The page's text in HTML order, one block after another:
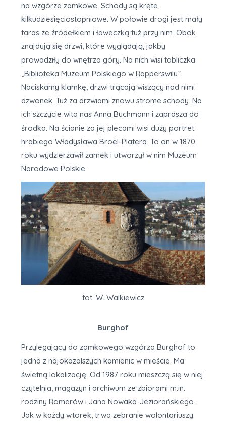
na wzgórze zamkowe. Schody są kręte,
kilkudziesięciostopniowe. W połowie drogi jest mały
taras ze źródełkiem i ławeczką tuż przy nim. Obok
znajdują się drzwi, które wyglądają, jakby
prowadziły do wnętrza góry. Na nich wisi tabliczka
„Biblioteka Muzeum Polskiego w Rapperswilu”.
Naciskamy klamkę, drzwi trącają wiszący nad nimi
dzwonek. Tuż za drzwiami znowu strome schody. Na
ich szczycie wita nas Anna Buchmann i zaprasza do
środka. Na ścianie za jej plecami wisi duży portret
hrabiego Władysława Broël-Platera. To on w 1870
roku wydzierżawił zamek i utworzył w nim Muzeum
Narodowe Polskie.
fot. W. Walkiewicz
Burghof
Przylegający do zamkowego wzgórza Burghof to
jedna z najokazalszych kamienic w mieście. Ma
świetną lokalizację. Od 1987 roku mieszczą się w niej
czytelnia, magazyn i archiwum ze zbiorami m.in.
rodziny Romerów i Jana Nowaka-Jeziorańskiego.
Jak w każdy wtorek, trwa zebranie wolontariuszy